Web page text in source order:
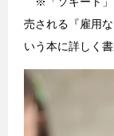
売される 『雇用
いう本に詳しく書